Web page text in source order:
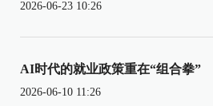
2026-06-23 10:26
AI时代的就业政策重在“组合拳”
2026-06-10 11:26